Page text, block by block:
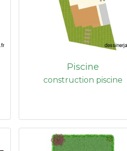
Piscine
construction piscine